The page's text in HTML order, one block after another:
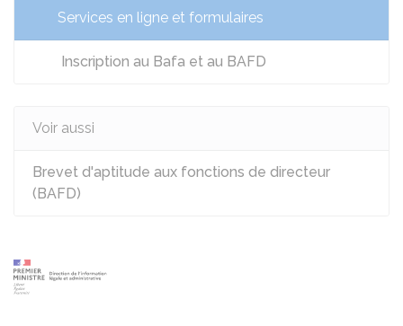
Services en ligne et formulaires
Inscription au Bafa et au BAFD
Voir aussi
Brevet d'aptitude aux fonctions de directeur
(BAFD)